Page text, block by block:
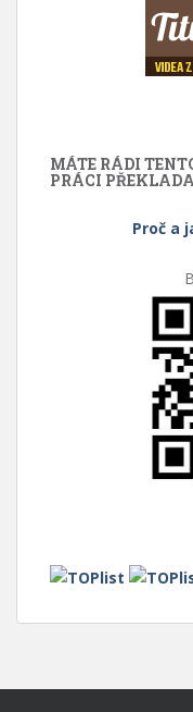
MÁTE RÁDI
PRÁCI
Proč a